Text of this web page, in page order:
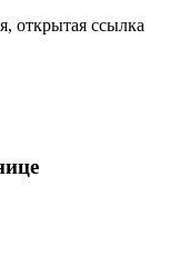
открытая ссылка